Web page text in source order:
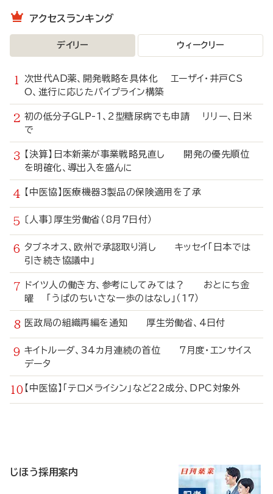
アクセスランキング
デイリー ウィークリー
次世代AD薬、開発戦略を具体化 エーザイ・井戸CS
O、進行に応じたパイプライン構築
初の低分子GLP-1、2型糖尿病でも申請 リリー、日米
で
【決算】日本新薬が事業戦略見直し 開発の優先順位
を明確化、導出入を盛んに
【中医協】医療機器3製品の保険適用を了承
〔人事〕厚生労働省（8月7日付）
タブネオス、欧州で承認取り消し キッセイ「日本では
引き続き協議中」
ドイツ人の働き方、参考にしてみては？ おとにち金
曜 「うぱのちいさな一歩のはなし」（17）
医政局の組織再編を通知 厚生労働省、4日付
キイトルーダ、34カ月連続の首位 7月度・エンサイス
データ
【中医協】「テロメライシン」など22成分、DPC対象外
じほう採用案内